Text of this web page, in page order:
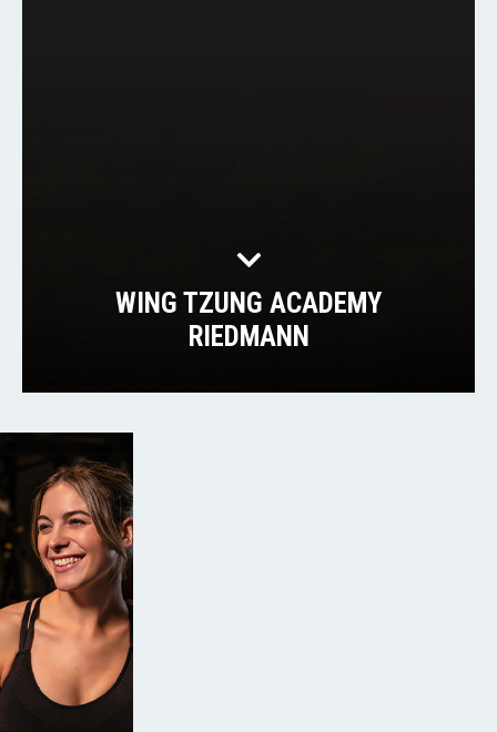
WING TZUNG ACADEMY
RIEDMANN